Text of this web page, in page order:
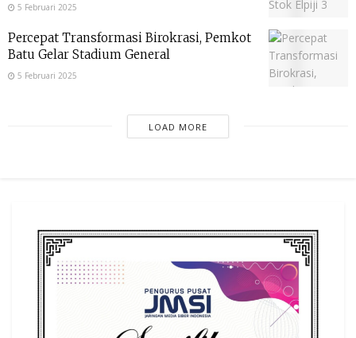
5 Februari 2025
Percepat Transformasi Birokrasi, Pemkot
Batu Gelar Stadium General
5 Februari 2025
LOAD MORE